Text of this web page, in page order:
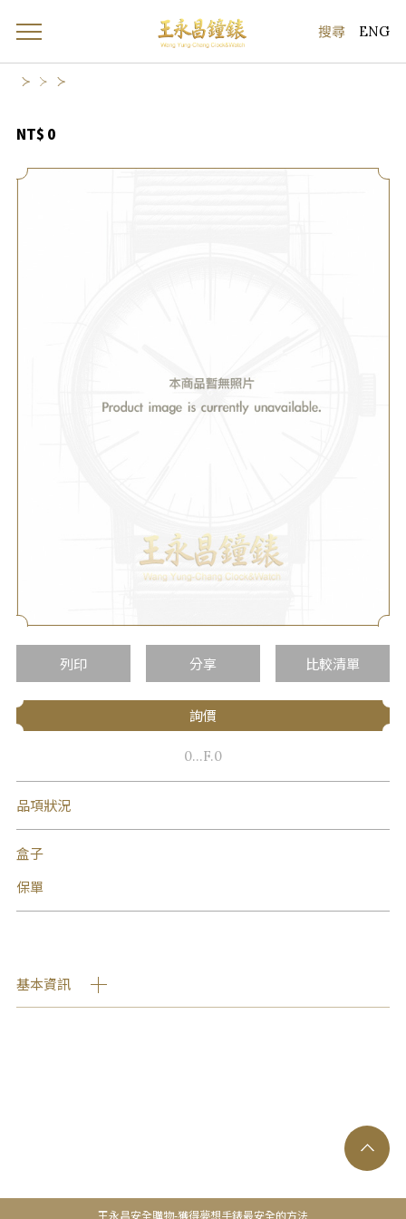
ENG
NT$ 0
列印 分享 比較清單
詢價
0...F.0
品項狀況
盒子
保單
基本資訊
王永昌安全購物-獲得夢想手錶最安全的方法